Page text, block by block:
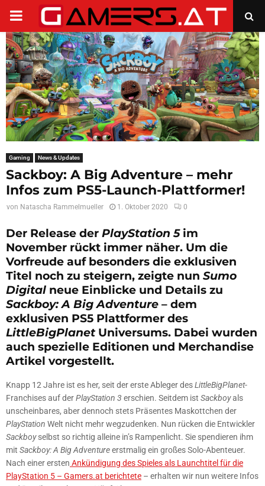
PRIMARY
MENU
Gaming News & Updates
Sackboy: A Big Adventure – mehr
Infos zum PS5-Launch-Plattformer!
von Natascha Rammelmueller 1. Oktober 2020 0
Der Release der PlayStation 5im
November rückt immer näher. Um die
Vorfreude auf besonders die exklusiven
Titel noch zu steigern, zeigte nun Sumo
Digital neue Einblicke und Details zu
Sackboy: A Big Adventure – dem
exklusiven PS5 Plattformer des
LittleBigPlanetUniversums. Dabei wurden
auch spezielle Editionen und Merchandise
Artikel vorgestellt.
Knapp 12 Jahre ist es her, seit der erste Ableger desLittleBigPlanet-
Franchises auf derPlayStation 3 erschien. Seitdem ist Sackboyals
unscheinbares, aber dennoch stets Präsentes Maskottchen der
PlayStation Welt nicht mehr wegzudenken. Nun rücken die Entwickler
Sackboyselbst so richtig alleine in’s Rampenlicht. Sie spendieren ihm
mit Sackboy: A Big Adventureerstmalig ein großes Solo-Abenteuer.
Nach einer ersten Ankündigung des Spieles als Launchtitel für die
PlayStation 5 – Gamers.at berichtete – erhalten wir nun weitere Infos